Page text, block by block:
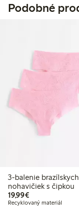
Podobné
3-balenie brazílskych
nohavičiek s čipkou
19,99€19,99 €
Recyklovaný materiál